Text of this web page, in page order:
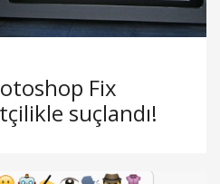
Fix
suçlandı!